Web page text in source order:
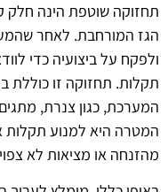
תחזוקה שוטפת הינה חלק
הגז המורחבת. לאחר
ולפקח על ביצועיה כדי
תקלות. תחזוקה זו כוללת
המערכת, כגון צנרת,
המטרה היא למנוע תקלות
מהזנחה או מציאות לא